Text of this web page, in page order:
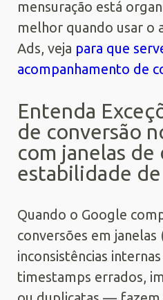
mensuração está
melhor quando usar o
Ads, veja para que
acompanhamento de
Entenda
de conversão
com janelas de
estabilidade
Quando o Google
conversões em janelas
inconsistências
timestamps errados,